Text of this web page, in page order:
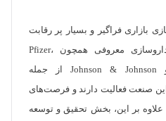
بازاری فراگیر و بسیار پر رقابت
است. شرکت‌های بین‌المللی داروسازی معروفی همچون Pfizer،
Novartis، GlaxoSmithKline و Johnson & Johnson از جمله
صنعت فعالیت دارند و فرصت‌های
بر این، بخش تحقیق و توسعه